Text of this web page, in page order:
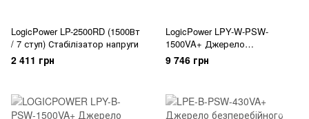
LogicPower LP-2500RD (1500Вт
/ 7 ступ) Стабілізатор напруги
2 411 грн
LogicPower LPY-W-PSW-
1500VA+ Джерело
безперебійного живлення
9 746 грн